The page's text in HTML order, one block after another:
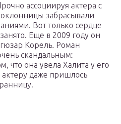
ассоциируя актера с
забрасывали
Вот только сердце
Еще в 2009 году он
Корель. Роман
скандальным:
что она увела Халита у его
актеру даже пришлось